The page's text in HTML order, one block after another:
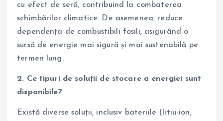
cu efect de seră, contribuind la combaterea
schimbărilor climatice. De asemenea, reduce
dependența de combustibili fosili, asigurând o
sursă de energie mai sigură și mai sustenabilă pe
termen lung.
2. Ce tipuri de soluții de stocare a energiei sunt
disponibile?
Există diverse soluții, inclusiv bateriile (litiu-ion,